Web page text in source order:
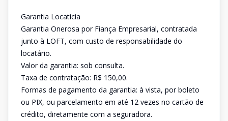
Garantia Locatícia
Garantia Onerosa por Fiança Empresarial, contratada
junto à LOFT, com custo de responsabilidade do
locatário.
Valor da garantia: sob consulta.
Taxa de contratação: R$ 150,00.
Formas de pagamento da garantia: à vista, por boleto
ou PIX, ou parcelamento em até 12 vezes no cartão de
crédito, diretamente com a seguradora.